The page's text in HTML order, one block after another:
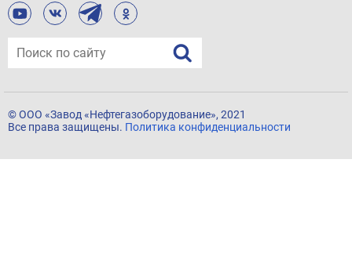
© ООО «Завод «Нефтегазоборудование», 2021
Все права защищены. Политика конфиденциальности